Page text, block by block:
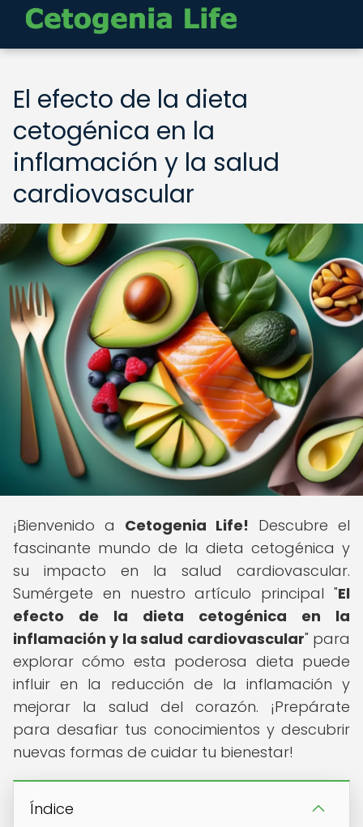
El efecto de la dieta
cetogénica en la
inflamación y la salud
cardiovascular
¡Bienvenido a Cetogenia Life! Descubre el
fascinante mundo de la dieta cetogénica y
su impacto en la salud cardiovascular.
Sumérgete en nuestro artículo principal "El
efecto de la dieta cetogénica en la
inflamación y la salud cardiovascular" para
explorar cómo esta poderosa dieta puede
influir en la reducción de la inflamación y
mejorar la salud del corazón. ¡Prepárate
para desafiar tus conocimientos y descubrir
nuevas formas de cuidar tu bienestar!
Índice